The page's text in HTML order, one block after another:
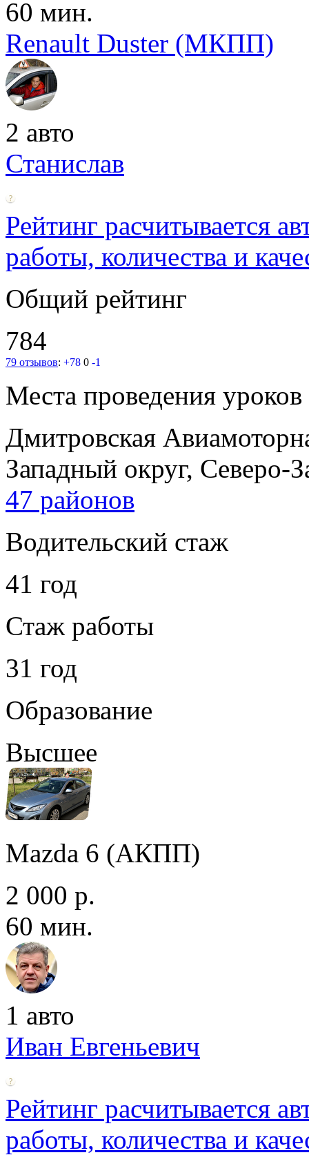
60 мин.
Renault Duster (МКПП)
2 авто
Станислав
Рейтинг расчитывается
работы, количества и
Общий рейтинг
784
79 отзывов: +78 0 -1
Места проведения уроков
Дмитровская
Западный округ, Северо-
47 районов
Водительский стаж
41 год
Стаж работы
31 год
Образование
Высшее
Mazda 6 (АКПП)
2 000 р.
60 мин.
1 авто
Иван Евгеньевич
Рейтинг расчитывается
работы, количества и